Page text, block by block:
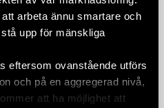
arbeta ännu smartare och
upp för mänskliga
eftersom ovanstående utförs
och på en aggregerad nivå,
att ha möjlighet att